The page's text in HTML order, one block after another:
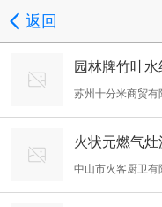
返回
园林牌竹叶
苏州十分米商贸有
火状元燃气
中山市火客厨卫有